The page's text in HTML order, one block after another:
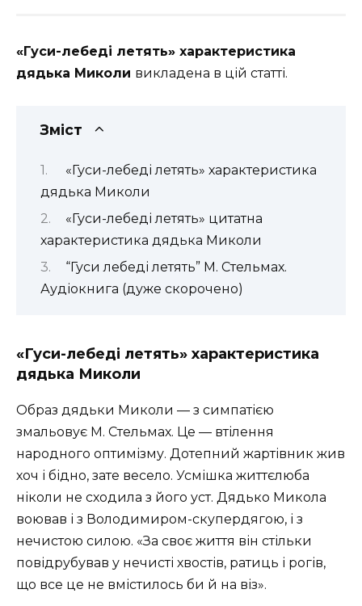
«Гуси-лебеді летять» характеристика
дядька Миколи викладена в цій статті.
Зміст
«Гуси-лебеді летять» характеристика
дядька Миколи
«Гуси-лебеді летять» цитатна
характеристика дядька Миколи
“Гуси лебеді летять” М. Стельмах.
Аудіокнига (дуже скорочено)
«Гуси-лебеді летять» характеристика
дядька Миколи
Образ дядьки Миколи — з симпатією
змальовує М. Стельмах. Це — втілення
народного оптимізму. Дотепний жартівник жив
хоч і бідно, зате весело. Усмішка життєлюба
ніколи не сходила з його уст. Дядько Микола
воював і з Володимиром-скупердягою, і з
нечистою силою. «За своє життя він стільки
повідрубував у нечисті хвостів, ратиць і рогів,
що все це не вмістилось би й на віз».